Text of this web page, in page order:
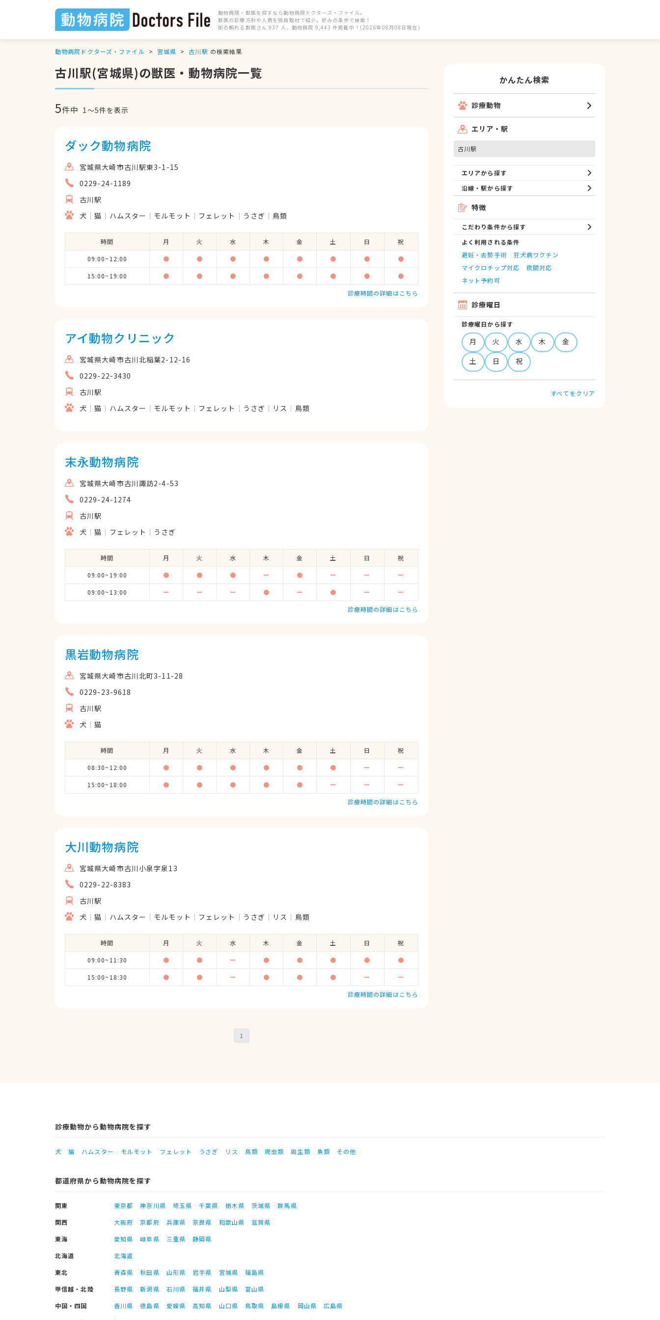
動物病院・獣医を探すなら動物病院ドクターズ・ファイル。
獣医の診療方針や人柄を独自取材で紹介。好みの条件で検索！
街の頼れる獣医さん 937 人、動物病院 9,443 件掲載中！(2026年08月08日現在)
動物病院ドクターズ・ファイル 宮城県 古川駅 の検索結果
古川駅(宮城県)の獣医・動物病院一覧
5件中 1〜5件を表示
ダック動物病院
宮城県大崎市古川駅東3-1-15
0229-24-1189
古川駅
犬
猫 ハムスター モルモット フェレット うさぎ 鳥類
時間 月 火 水 木 金 土 日 祝
09:00~12:00 ● ● ● ● ● ● ● ●
15:00~19:00 ● ● ● ● ● ● ● ●
診療時間の詳細はこちら
アイ動物クリニック
宮城県大崎市古川北稲葉2-12-16
0229-22-3430
古川駅
犬
猫 ハムスター モルモット フェレット うさぎ リス 鳥類
末永動物病院
宮城県大崎市古川諏訪2-4-53
0229-24-1274
古川駅
犬
猫 フェレット うさぎ
時間 月 火 水 木 金 土 日 祝
09:00~19:00 ● ● ● ー ● ー ー ー
09:00~13:00 ー ー ー ● ー ● ー ー
診療時間の詳細はこちら
黒岩動物病院
宮城県大崎市古川北町3-11-28
0229-23-9618
古川駅
犬
猫
時間 月 火 水 木 金 土 日 祝
08:30~12:00 ● ● ● ● ● ● ー ー
15:00~18:00 ● ● ● ● ● ー ー ー
診療時間の詳細はこちら
大川動物病院
宮城県大崎市古川小泉字泉13
0229-22-8383
古川駅
犬
猫 ハムスター モルモット フェレット うさぎ リス 鳥類
時間 月 火 水 木 金 土 日 祝
09:00~11:30 ● ● ー ● ● ● ● ●
15:00~18:30 ● ● ー ● ● ● ー ー
診療時間の詳細はこちら
1
かんたん検索
診療動物
エリア・駅
古川駅
エリアから探す
沿線・駅から探す
特徴
こだわり条件から探す
よく利用される条件
避妊・去勢手術
狂犬病ワクチン
マイクロチップ対応
夜間対応
ネット予約可
診療曜日
診療曜日から探す
月 火 水 木
金
土
日 祝
すべてをクリア
診療動物から動物病院を探す
犬 猫 ハムスター モルモット フェレット うさぎ リス 鳥類 爬虫類 両生類 魚類 その他
都道府県から動物病院を探す
関東 東京都 神奈川県 埼玉県 千葉県 栃木県 茨城県
群馬県
関西
大阪府 京都府 兵庫県 奈良県 和歌山県
滋賀県
東海
愛知県 岐阜県 三重県
静岡県
北海道
北海道
東北
青森県 秋田県 山形県 岩手県 宮城県
福島県
甲信越・北陸
長野県 新潟県 石川県 福井県 山梨県
富山県
中国・四国
香川県 徳島県 愛媛県 高知県 山口県 鳥取県 島根県 岡山県
広島県